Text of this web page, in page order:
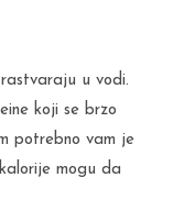
rastvaraju u vodi.
koji se brzo
potrebno vam je
mogu da